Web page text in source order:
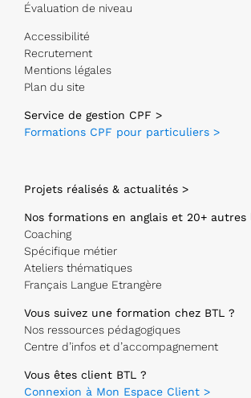
Évaluation de niveau
Accessibilité
Recrutement
Mentions légales
Plan du site
Service de gestion CPF >
Formations CPF pour particuliers >
Projets réalisés & actualités >
Nos formations en anglais et 20+ autres
Coaching
Spécifique métier
Ateliers thématiques
Français Langue Etrangère
Vous suivez une formation chez BTL ?
Nos ressources pédagogiques
Centre d’infos et d’accompagnement
Vous êtes client BTL ?
Connexion à Mon Espace Client >